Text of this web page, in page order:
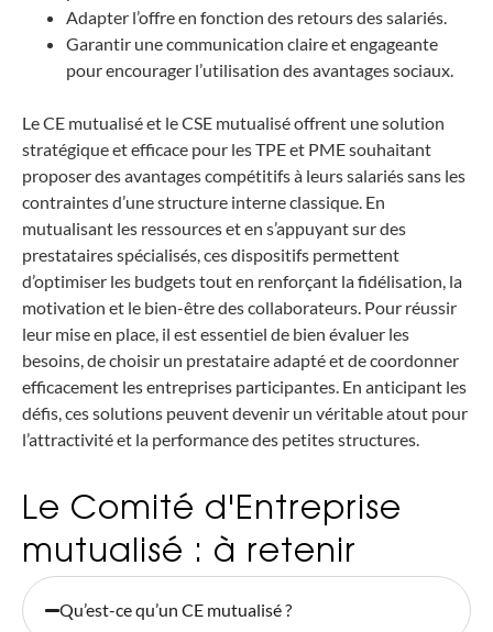
Adapter l’offre en fonction des retours des salariés.
Garantir une communication claire et engageante
pour encourager l’utilisation des avantages sociaux.
Le CE mutualisé et le CSE mutualisé offrent une solution
stratégique et efficace pour les TPE et PME souhaitant
proposer des avantages compétitifs à leurs salariés sans les
contraintes d’une structure interne classique. En
mutualisant les ressources et en s’appuyant sur des
prestataires spécialisés, ces dispositifs permettent
d’optimiser les budgets tout en renforçant la fidélisation, la
motivation et le bien-être des collaborateurs. Pour réussir
leur mise en place, il est essentiel de bien évaluer les
besoins, de choisir un prestataire adapté et de coordonner
efficacement les entreprises participantes. En anticipant les
défis, ces solutions peuvent devenir un véritable atout pour
l’attractivité et la performance des petites structures.
Le Comité d'Entreprise
mutualisé : à retenir
Qu’est-ce qu’un CE mutualisé ?